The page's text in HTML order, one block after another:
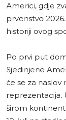
Americi, gdje
prvenstvo
historiji ovog
Po prvi put
Sjedinjene
će se za naslov
reprezentacija.
širom